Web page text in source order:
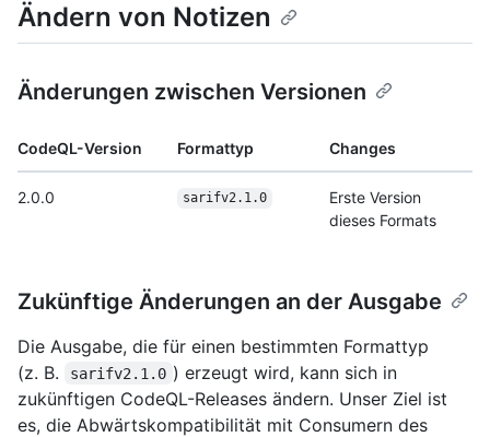
Ändern von Notizen
Änderungen zwischen Versionen
CodeQL-Version Formattyp Changes
2.0.0 sarifv2.1.0
Erste Version
dieses Formats
Zukünftige Änderungen an der Ausgabe
Die Ausgabe, die für einen bestimmten Formattyp
(z. B.
sarifv2.1.0 ) erzeugt wird, kann sich in
zukünftigen CodeQL-Releases ändern. Unser Ziel ist
es, die Abwärtskompatibilität mit Consumern des